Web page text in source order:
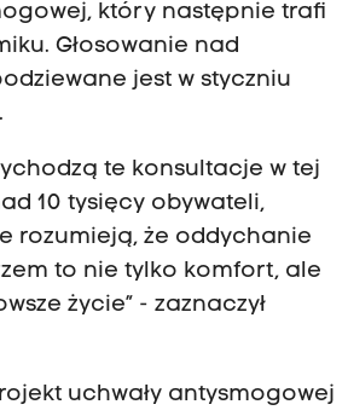
który następnie trafi
Głosowanie nad
jest w styczniu
te konsultacje w tej
10 tysięcy obywateli,
rozumieją, że oddychanie
to nie tylko komfort, ale
życie” - zaznaczył
uchwały antysmogowej